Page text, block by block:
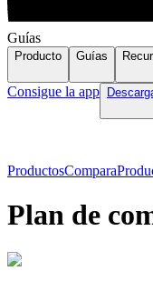
Guías
Producto Guías
Consigue la app
ProductosCompara
Plan de